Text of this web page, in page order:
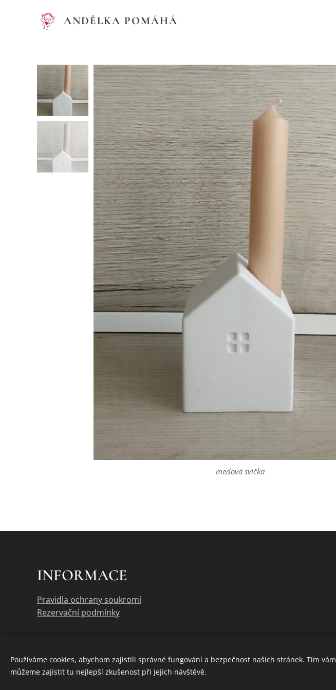
ANDĚLKA POMÁHÁ
medová svíčka
šedá svíčka
INFORMACE
Pravidla ochrany soukromí
Rezervační podmínky
Používáme cookies, abychom zajistili správné fungování a bezpečnost našich stránek. Tím vám
můžeme zajistit tu nejlepší zkušenost při jejich návštěvě.